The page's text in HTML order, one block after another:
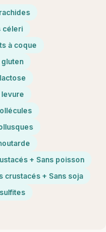
céleri
à coque
gluten
levure
+ Sans poisson
crustacés + Sans soja